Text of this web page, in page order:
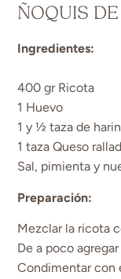
ÑOQUIS
Ingredientes:
400 gr Ricota
1 Huevo
1 y ½ taza de
1 taza Queso
Sal, pimienta y
Preparación:
Mezclar la ricota
De a poco
Condimentar con